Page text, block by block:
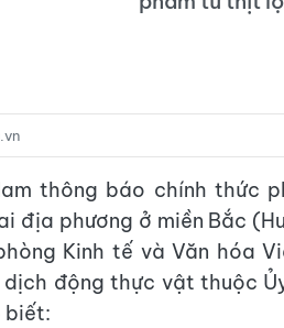
thông báo chính thức
địa phương ở miền Bắc
Kinh tế và Văn hóa
động thực vật thuộc
biết: